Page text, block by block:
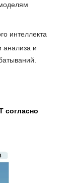
интеллекта
и
согласно